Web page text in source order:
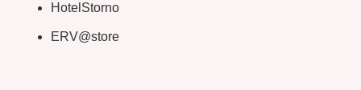
HotelStorno
ERV@store